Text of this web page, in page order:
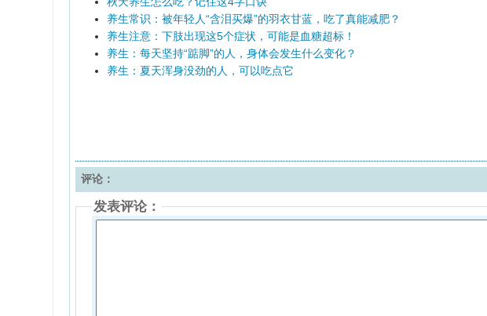
养生常识：被年轻人“含泪买爆”的羽衣甘蓝，吃了真能减肥？
养生注意：下肢出现这5个症状，可能是血糖超标！
养生：每天坚持“踮脚”的人，身体会发生什么变化？
养生：夏天浑身没劲的人，可以吃点它
评论：
发表评论：